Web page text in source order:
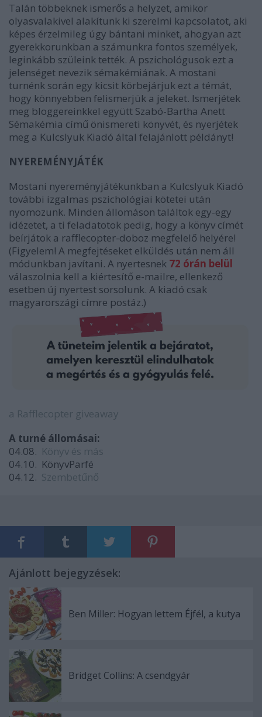
Talán többeknek ismerős a helyzet, amikor
olyasvalakivel alakítunk ki szerelmi kapcsolatot, aki
képes érzelmileg úgy bántani minket, ahogyan azt
gyerekkorunkban a számunkra fontos személyek,
leginkább szüleink tették. A pszichológusok ezt a
jelenséget nevezik sémakémiának. A mostani
turnénk során egy kicsit körbejárjuk ezt a témát,
hogy könnyebben felismerjük a jeleket. Ismerjétek
meg bloggereinkkel együtt Szabó-Bartha Anett
Sémakémia című önismereti könyvét, és nyerjétek
meg a Kulcslyuk Kiadó által felajánlott példányt!
NYEREMÉNYJÁTÉK
Mostani nyereményjátékunkban a Kulcslyuk Kiadó
további izgalmas pszichológiai kötetei után
nyomozunk. Minden állomáson találtok egy-egy
idézetet, a ti feladatotok pedig, hogy a könyv címét
beírjátok a rafflecopter-doboz megfelelő helyére!
(Figyelem! A megfejtéseket elküldés után nem áll
módunkban javítani. A nyertesnek 72 órán belül
válaszolnia kell a kiértesítő e-mailre, ellenkező
esetben új nyertest sorsolunk. A kiadó csak
magyarországi címre postáz.)
a Rafflecopter giveaway
A turné állomásai:
04.08. Könyv és más
04.10. KönyvParfé
04.12. Szembetűnő
Ajánlott bejegyzések:
Ben Miller: Hogyan ​lettem Éjfél, a kutya
Bridget Collins: A ​csendgyár